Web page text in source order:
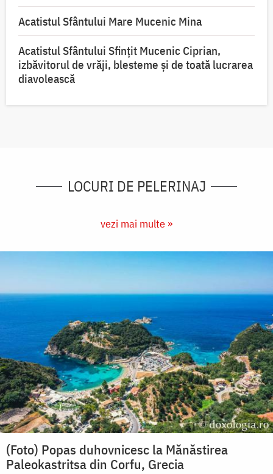
Acatistul Sfântului Mare Mucenic Mina
Acatistul Sfântului Sfințit Mucenic Ciprian,
izbăvitorul de vrăji, blesteme și de toată lucrarea
diavolească
LOCURI DE PELERINAJ
vezi mai multe »
(Foto) Popas duhovnicesc la Mănăstirea
Paleokastritsa din Corfu, Grecia